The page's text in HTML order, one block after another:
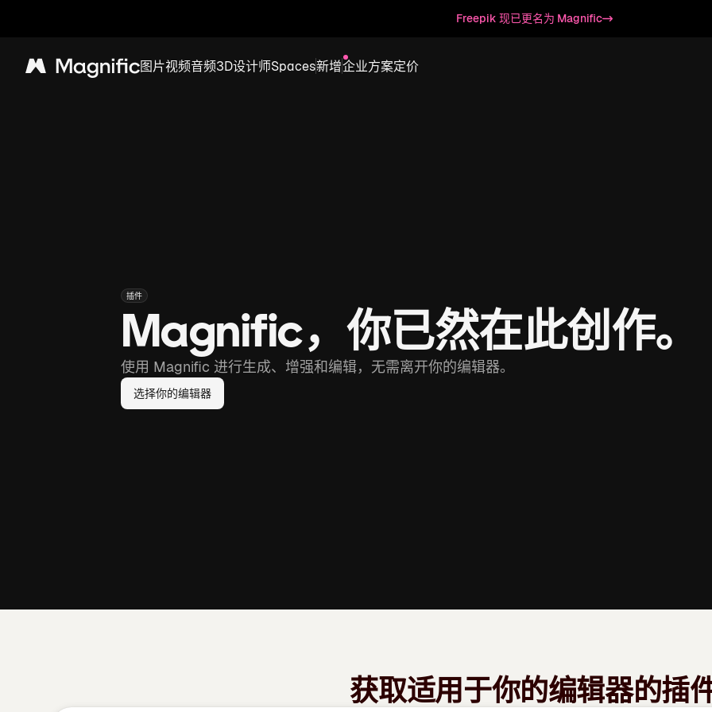
Freepik 现已更名为 Magnific
Magnific 图片视频音频3D设计师Spaces新增企业方案定价
插件
Magnific，你已然在此创作。
使用 Magnific 进行生成、增强和编辑，无需离开你的编辑器。
选择你的编辑器
获取适用于你的编辑器的插